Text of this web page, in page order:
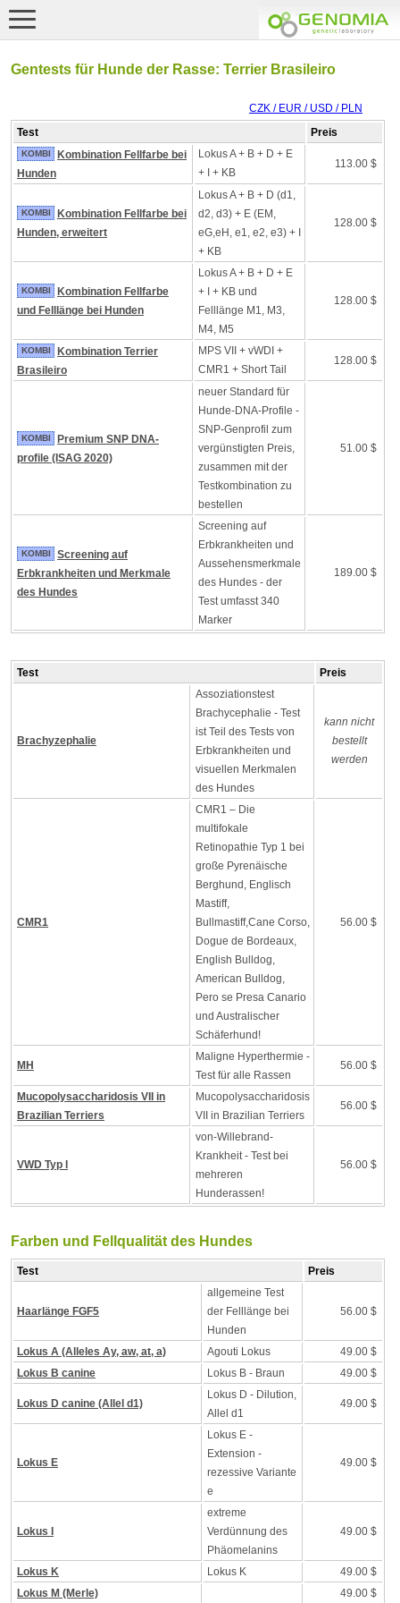
Gentests für Hunde der Rasse: Terrier Brasileiro
CZK / EUR / USD / PLN
Test
Preis
KOMBI
Kombination Fellfarbe bei
Hunden
Lokus A + B + D + E
+ I + KB
113.00 $
KOMBI
Kombination Fellfarbe bei
Hunden, erweitert
Lokus A + B + D (d1,
d2, d3) + E (EM,
eG,eH, e1, e2, e3) + I
+ KB
128.00 $
KOMBI
Kombination Fellfarbe
und Felllänge bei Hunden
Lokus A + B + D + E
+ I + KB und
Felllänge M1, M3,
M4, M5
128.00 $
KOMBI
Kombination Terrier
Brasileiro
MPS VII + vWDI +
CMR1 + Short Tail
128.00 $
KOMBI
Premium SNP DNA-
profile (ISAG 2020)
neuer Standard für
Hunde-DNA-Profile -
SNP-Genprofil zum
vergünstigten Preis,
zusammen mit der
Testkombination zu
bestellen
51.00 $
KOMBI
Screening auf
Erbkrankheiten und Merkmale
des Hundes
Screening auf
Erbkrankheiten und
Aussehensmerkmale
des Hundes - der
Test umfasst 340
Marker
189.00 $
Test Preis
Brachyzephalie
Assoziationstest
Brachycephalie - Test
ist Teil des Tests von
Erbkrankheiten und
visuellen Merkmalen
des Hundes
kann nicht
bestellt
werden
CMR1
CMR1 – Die
multifokale
Retinopathie Typ 1 bei
große Pyrenäische
Berghund, Englisch
Mastiff,
Bullmastiff,Cane Corso,
Dogue de Bordeaux,
English Bulldog,
American Bulldog,
Pero se Presa Canario
und Australischer
Schäferhund!
56.00 $
MH
Maligne Hyperthermie -
Test für alle Rassen
56.00 $
Mucopolysaccharidosis VII in
Brazilian Terriers
Mucopolysaccharidosis
VII in Brazilian Terriers
56.00 $
VWD Typ I
von-Willebrand-
Krankheit - Test bei
mehreren
Hunderassen!
56.00 $
Farben und Fellqualität des Hundes
Test Preis
Haarlänge FGF5
allgemeine Test
der Felllänge bei
Hunden
56.00 $
Lokus A (Alleles Ay, aw, at, a) Agouti Lokus
49.00 $
Lokus B canine
Lokus B - Braun 49.00 $
Lokus D canine (Allel d1)
Lokus D - Dilution,
Allel d1
49.00 $
Lokus E
Lokus E -
Extension -
rezessive Variante
e
49.00 $
Lokus I
extreme
Verdünnung des
Phäomelanins
49.00 $
Lokus K Lokus K
49.00 $
Lokus M (Merle)
49.00 $